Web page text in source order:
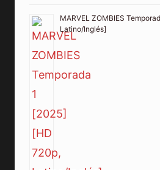
MARVEL ZOMBIES
Latino/Inglés]